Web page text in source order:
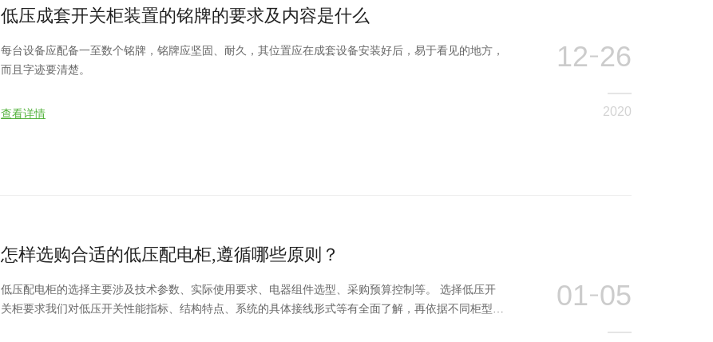
低压成套开关柜装置的铭牌的要求及内容是什么
每台设备应配备一至数个铭牌，铭牌应坚固、耐久，其位置应在成套设备安装好后，易于看见的地方，
而且字迹要清楚。
查看详情
12 26
2020
怎样选购合适的低压配电柜,遵循哪些原则？
低压配电柜的选择主要涉及技术参数、实际使用要求、电器组件选型、采购预算控制等。 选择低压开
关柜要求我们对低压开关性能指标、结构特点、系统的具体接线形式等有全面了解，再依据不同柜型特
01 05